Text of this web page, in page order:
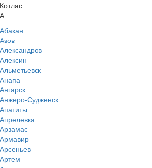
Котлас
А
Абакан
Азов
Александров
Алексин
Альметьевск
Анапа
Ангарск
Анжеро-Судженск
Апатиты
Апрелевка
Арзамас
Армавир
Арсеньев
Артем